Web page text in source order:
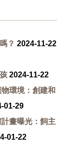
？ 2024-11-22
2024-11-22
環境：創建和
01-29
畫曝光：飼主
01-22